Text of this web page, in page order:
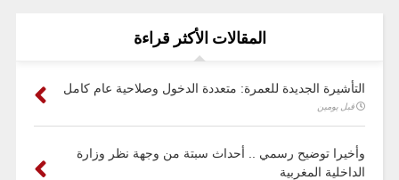
المقالات الأكثر قراءة
التأشيرة الجديدة للعمرة: متعددة الدخول وصلاحية عام كامل
قبل يومين
وأخيرا توضيح رسمي .. أحداث سبتة من وجهة نظر وزارة
الداخلية المغربية